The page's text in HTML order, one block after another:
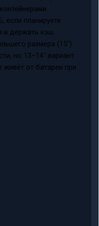
если планируете
и держать кэш
размера (15")
но 13–14" вариант
от батареи при